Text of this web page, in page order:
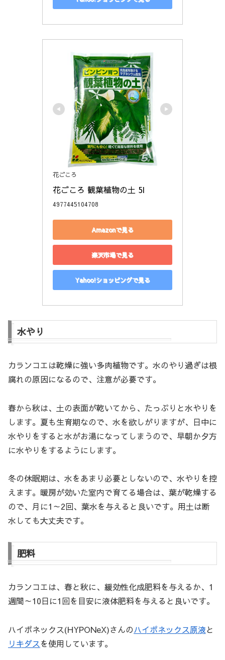
花ごころ
花ごころ 観葉植物の土 5l
4977445104708
Amazonで見る
楽天市場で見る
Yahoo!ショッピングで見る
水やり
カランコエは乾燥に強い多肉植物です。水のやり過ぎは根
腐れの原因になるので、注意が必要です。
春から秋は、土の表面が乾いてから、たっぷりと水やりを
します。夏も生育期なので、水を欲しがりますが、日中に
水やりをすると水がお湯になってしまうので、早朝か夕方
に水やりをするようにします。
冬の休眠期は、水をあまり必要としないので、水やりを控
えます。暖房が効いた室内で育てる場合は、葉が乾燥する
ので、月に1～2回、葉水を与えると良いです。用土は断
水しても大丈夫です。
肥料
カランコエは、春と秋に、緩効性化成肥料を与えるか、1
週間～10日に1回を目安に液体肥料を与えると良いです。
ハイポネックス(HYPONeX)さんのハイポネックス原液と
リキダスを使用しています。